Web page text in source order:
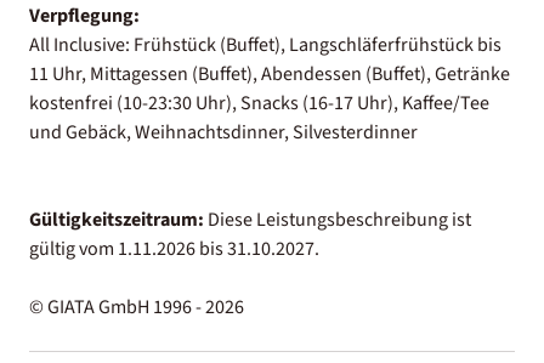
Verpflegung:
All Inclusive: Frühstück (Buffet), Langschläferfrühstück bis
11 Uhr, Mittagessen (Buffet), Abendessen (Buffet), Getränke
kostenfrei (10-23:30 Uhr), Snacks (16-17 Uhr), Kaffee/Tee
und Gebäck, Weihnachtsdinner, Silvesterdinner
Gültigkeitszeitraum: Diese Leistungsbeschreibung ist
gültig vom 1.11.2026 bis 31.10.2027.
© GIATA GmbH 1996 - 2026